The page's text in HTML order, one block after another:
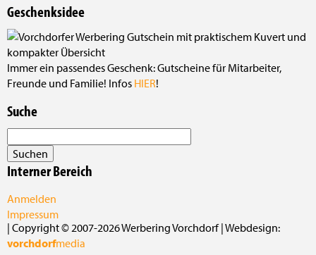
Geschenksidee
Immer ein passendes Geschenk: Gutscheine für Mitarbeiter,
Freunde und Familie! Infos HIER!
Suche
Interner Bereich
Anmelden
Impressum
| Copyright © 2007-2026 Werbering Vorchdorf | Webdesign:
vorchdorfmedia